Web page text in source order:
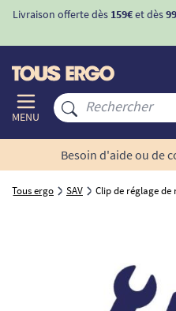
Livraison offerte dès 159€et dès
MENU
Besoin d'aide ou de
Tous ergo SAV Clip de réglage de